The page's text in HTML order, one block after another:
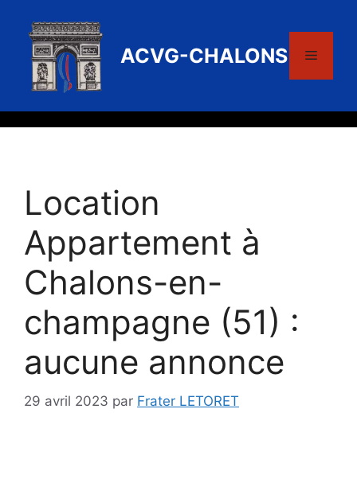
contenu
ACVG-CHALONS Menu
Location
Appartement à
Chalons-en-
champagne (51) :
aucune annonce
29 avril 2023 par Frater LETORET